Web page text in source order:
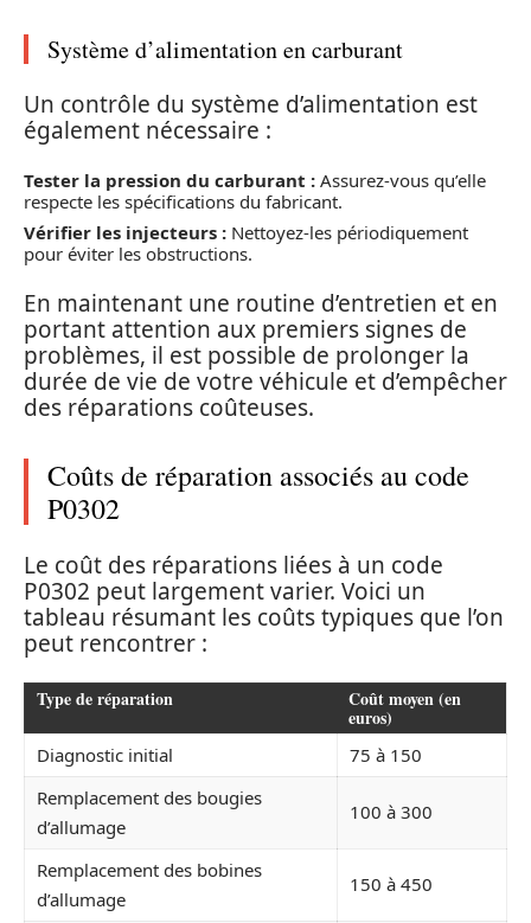
Système d’alimentation en carburant
Un contrôle du système d’alimentation est
également nécessaire :
Tester la pression du carburant : Assurez-vous qu’elle
respecte les spécifications du fabricant.
Vérifier les injecteurs : Nettoyez-les périodiquement
pour éviter les obstructions.
En maintenant une routine d’entretien et en
portant attention aux premiers signes de
problèmes, il est possible de prolonger la
durée de vie de votre véhicule et d’empêcher
des réparations coûteuses.
Coûts de réparation associés au code
P0302
Le coût des réparations liées à un code
P0302 peut largement varier. Voici un
tableau résumant les coûts typiques que l’on
peut rencontrer :
Type de réparation Coût moyen (en
euros)
Diagnostic initial
75 à 150
Remplacement des bougies
d’allumage
100 à 300
Remplacement des bobines
d’allumage
150 à 450